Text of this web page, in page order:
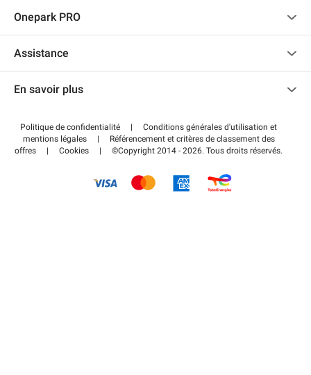
Recrutement
Onepark PRO
Accéder à mon espace partenaire
Assistance
Centre d'aide
Régler votre stationnement FLOW
En savoir plus
Wiki
Guide du stationnement
Politique de confidentialité |
Conditions générales d'utilisation et
mentions légales
|
Référencement et critères de classement des
offres
| Cookies | ©Copyright 2014 - 2026. Tous droits réservés.